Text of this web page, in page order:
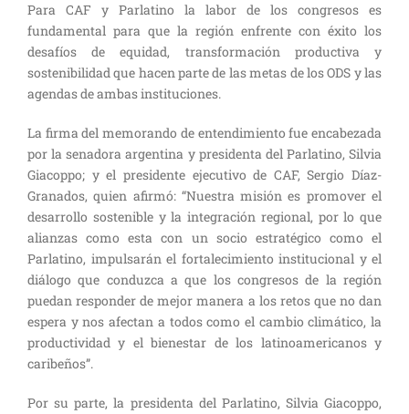
Para CAF y Parlatino la labor de los congresos es
fundamental para que la región enfrente con éxito los
desafíos de equidad, transformación productiva y
sostenibilidad que hacen parte de las metas de los ODS y las
agendas de ambas instituciones.
La firma del memorando de entendimientofue encabezada
por la senadora argentina y presidenta del Parlatino, Silvia
Giacoppo; y el presidente ejecutivo de CAF, Sergio Díaz-
Granados, quien afirmó: “Nuestra misión es promover el
desarrollo sostenible y la integración regional, por lo que
alianzas como esta con un socio estratégico como el
Parlatino, impulsarán el fortalecimiento institucional y el
diálogo que conduzca a que los congresos de la región
puedan responder de mejor manera a los retosque no dan
espera y nos afectan a todos como el cambio climático, la
productividad y el bienestar de los latinoamericanos y
caribeños”.
Por su parte, la presidenta del Parlatino, Silvia Giacoppo,